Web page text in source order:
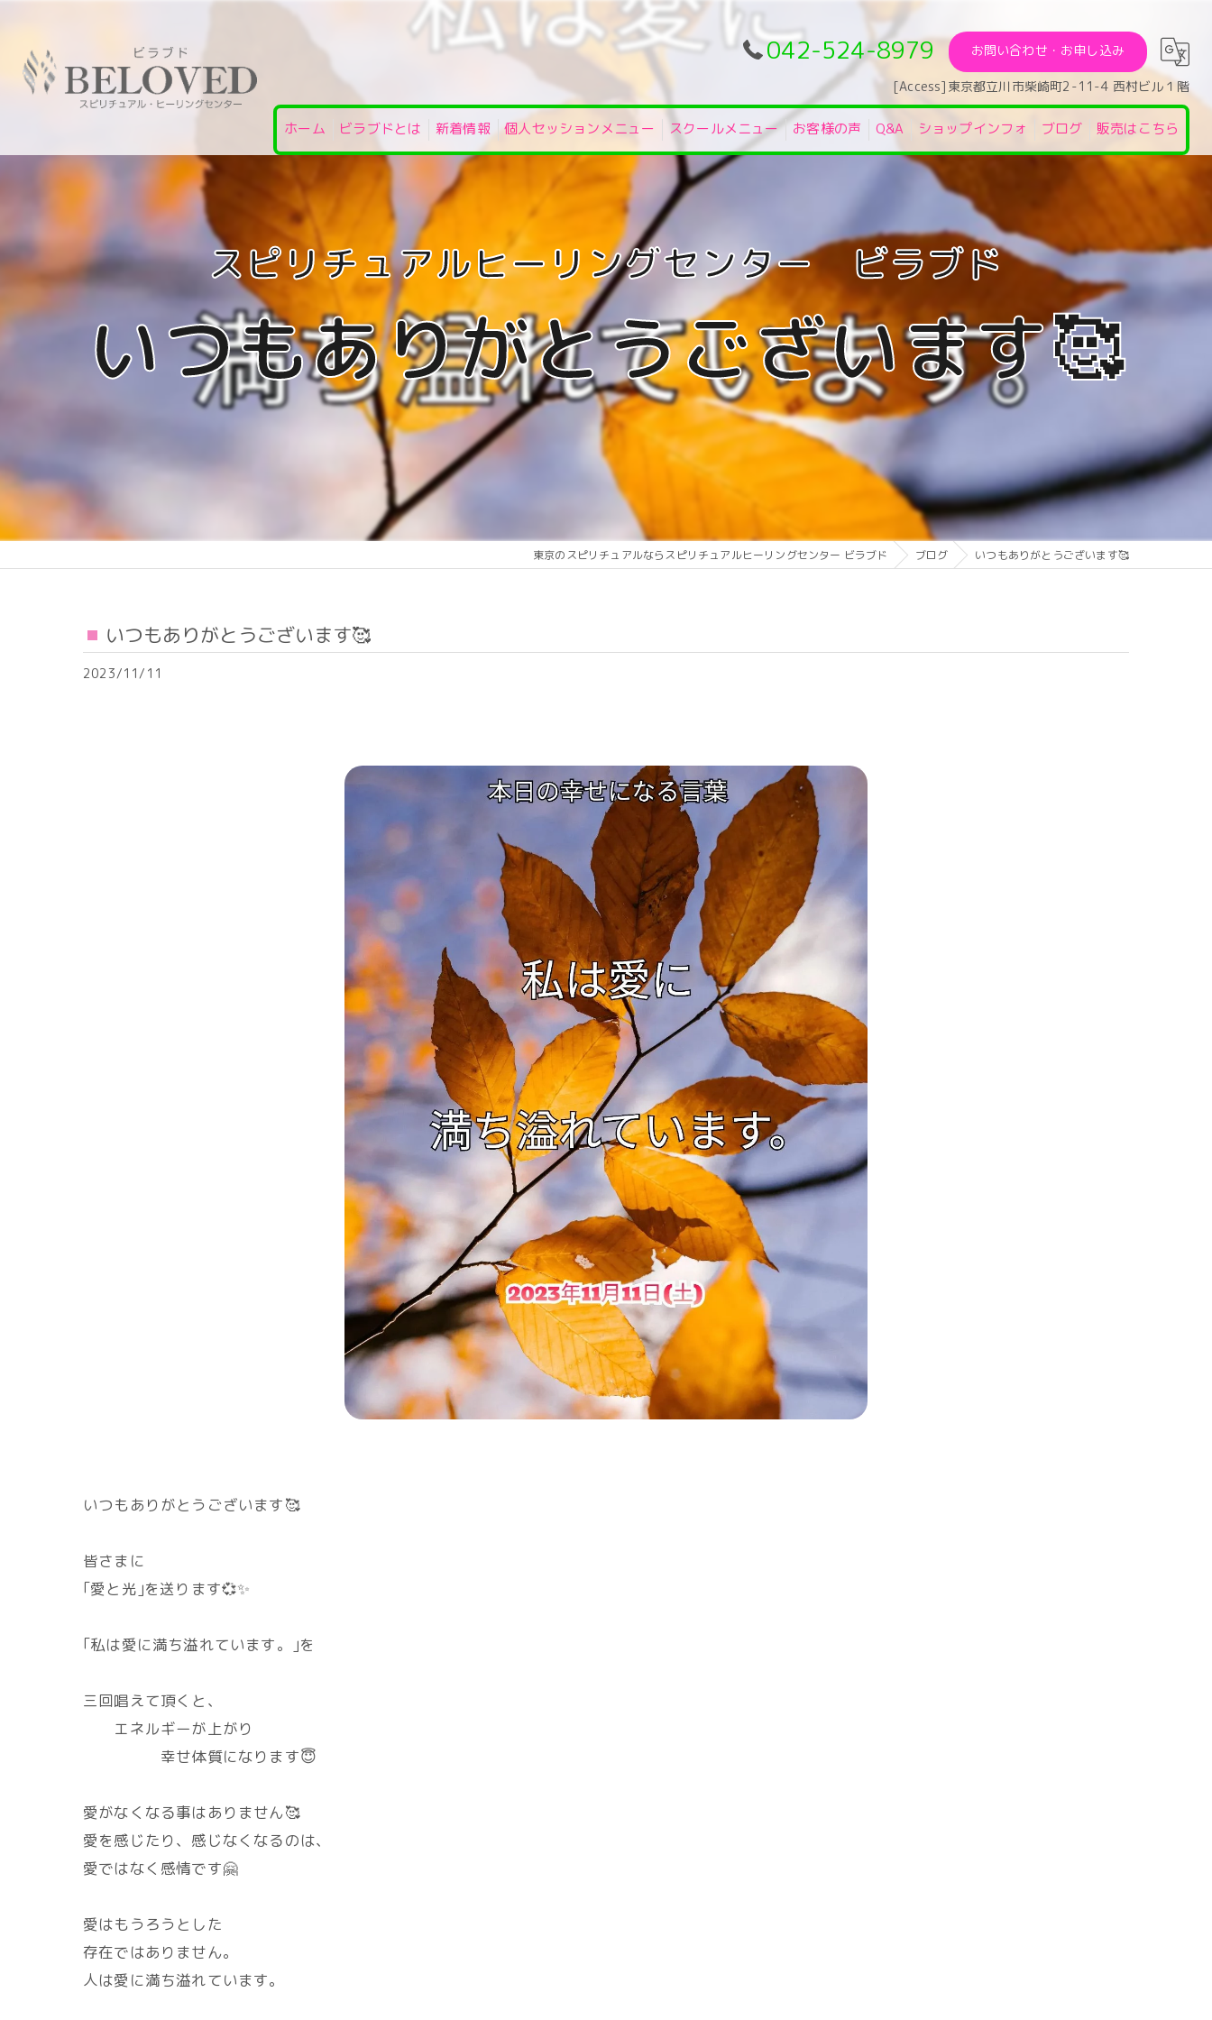
042-524-8979 お問い合わせ・お申し込み
[Access]東京都立川市柴崎町2-11-4 西村ビル１階
ホーム ビラブドとは 新着情報 個人セッションメニュー スクールメニュー お客様の声 Q&A ショップインフォ ブログ 販売はこちら
いつもありがとうございます🥰
東京のスピリチュアルならスピリチュアルヒーリングセンター ビラブド ブログ いつもありがとうございます🥰
いつもありがとうございます🥰
2023/11/11
いつもありがとうございます🥰
皆さまに
｢愛と光｣を送ります💞✨
｢私は愛に満ち溢れています。｣を
三回唱えて頂くと、
エネルギーが上がり
幸せ体質になります😇
愛がなくなる事はありません🥰
愛を感じたり、感じなくなるのは、
愛ではなく感情です🤗
愛はもうろうとした
存在ではありません。
人は愛に満ち溢れています。